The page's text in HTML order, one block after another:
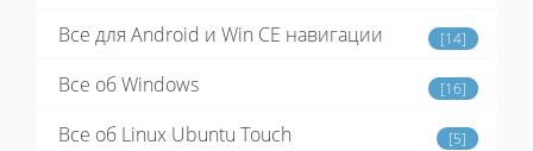
Все для Android и Win CE навигации [14]
Все об Windows [16]
Все об Linux Ubuntu Touch [5]